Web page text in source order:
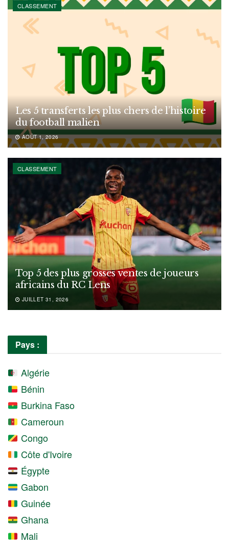
CLASSEMENT
Les 5 transferts les plus chers de l’histoire
du football malien
AOÛT 1, 2026
CLASSEMENT
Top 5 des plus grosses ventes de joueurs
africains du RC Lens
JUILLET 31, 2026
Pays :
Algérie
Bénin
Burkina Faso
Cameroun
Congo
Côte d'Ivoire
Égypte
Gabon
Guinée
Ghana
Mali